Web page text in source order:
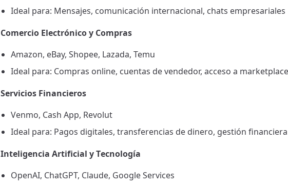
Ideal para: Mensajes, comunicación internacional, chats empresariales
Comercio Electrónico y Compras
Amazon, eBay, Shopee, Lazada, Temu
Ideal para: Compras online, cuentas de vendedor, acceso a
Servicios Financieros
Venmo, Cash App, Revolut
Ideal para: Pagos digitales, transferencias de dinero, gestión financiera
Inteligencia Artificial y Tecnología
OpenAI, ChatGPT, Claude, Google Services